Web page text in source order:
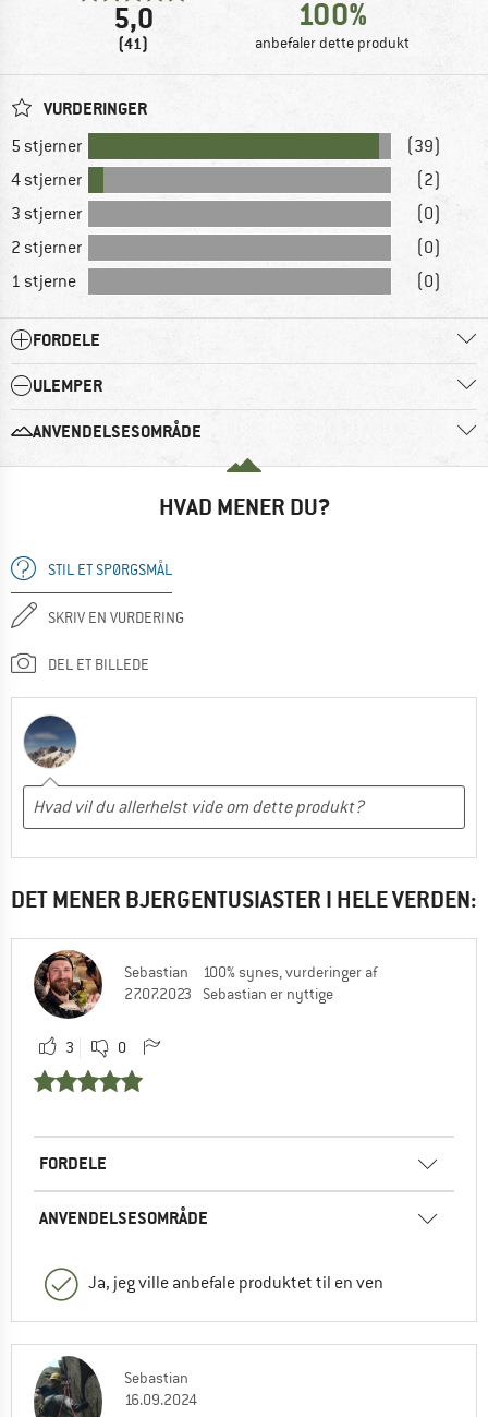
5,0
(41)
100%
anbefaler dette produkt
VURDERINGER
5 stjerner
(39)
4 stjerner
(2)
3 stjerner
(0)
2 stjerner
(0)
1 stjerne
(0)
FORDELE
ULEMPER
ANVENDELSESOMRÅDE
HVAD MENER DU?
STIL ET SPØRGSMÅL
SKRIV EN VURDERING
DEL ET BILLEDE
DET MENER BJERGENTUSIASTER I HELE VERDEN:
Sebastian
27.07.2023
100% synes, vurderinger af
Sebastian er nyttige
3 0
FORDELE
ANVENDELSESOMRÅDE
Ja, jeg ville anbefale produktet til en ven
Sebastian
16.09.2024